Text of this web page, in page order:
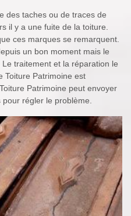
des taches ou de traces de
il y a une fuite de la toiture.
ces marques se remarquent.
un bon moment mais le
traitement et la réparation le
Toiture Patrimoine est
Patrimoine peut envoyer
régler le problème.